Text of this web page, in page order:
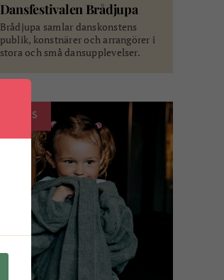
Dansfestivalen Brådjupa
Brådjupa samlar danskonstens
publik, konstnärer och arrangörer i
stora och små dansupplevelser.
ANNONS